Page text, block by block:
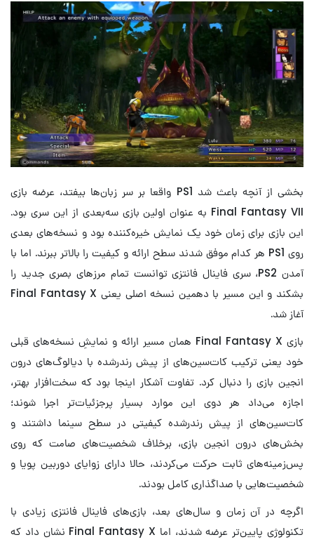
بخشی از آنچه باعث شد PS1 واقعا بر سر زبان‌ها بیفتد، عرضه بازی
Final Fantasy VII به عنوان اولین بازی سه‌بعدی از این سری بود.
این بازی برای زمان خود یک نمایش خیره‌کننده بود و نسخه‌های بعدی
روی PS1 هر کدام موفق شدند سطح ارائه و کیفیت را بالاتر ببرند. اما با
آمدن PS2، سری فاینال فانتزی توانست تمام مرزهای بصری جدید را
بشکند و این مسیر با دهمین نسخه اصلی یعنی Final Fantasy X
آغاز شد.
بازی Final Fantasy X همان مسیر ارائه و نمایشِ نسخه‌های قبلی
خود یعنی ترکیب کات‌سین‌های از پیش رندرشده با دیالوگ‌های درون
انجین بازی را دنبال کرد. تفاوت آشکار اینجا بود که سخت‌افزار بهتر،
اجازه می‌داد هر دوی این موارد بسیار پرجزئیات‌تر اجرا شوند؛
کات‌سین‌های از پیش‌ رندرشده کیفیتی در سطح سینما داشتند و
بخش‌های درون‌ انجین بازی، برخلاف شخصیت‌های صامت که روی
پس‌زمینه‌های ثابت حرکت می‌کردند، حالا دارای زوایای دوربین پویا و
شخصیت‌هایی با صداگذاری کامل بودند.
اگرچه در آن زمان و سال‌های بعد، بازی‌های فاینال فانتزی زیادی با
تکنولوژی پایین‌تر عرضه شدند، اما Final Fantasy X نشان داد که